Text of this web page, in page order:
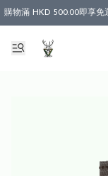
購物滿 HKD 500.00即享免